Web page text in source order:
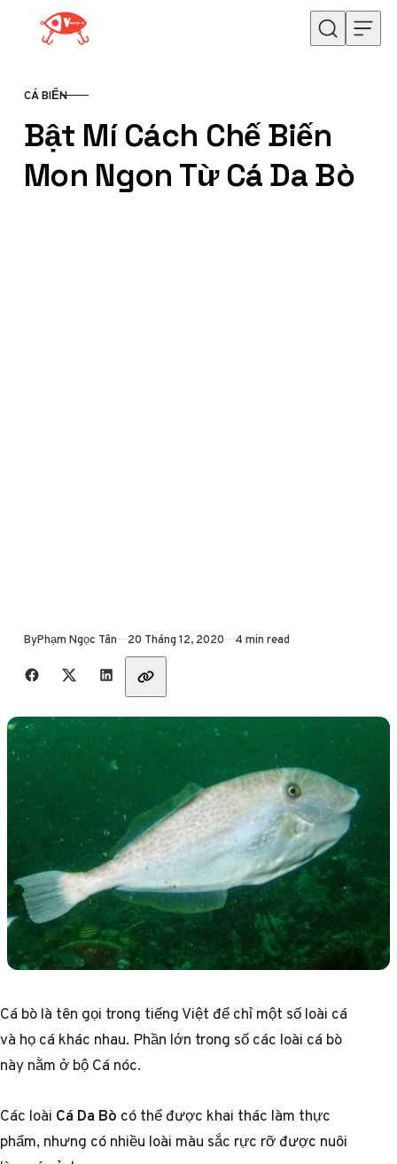
Skip to content
CATEGORY
CÁ BIỂN
Bật Mí Cách Chế Biến
Mon Ngon Từ Cá Da Bò
ByPhạm Ngọc Tân Published
20 Tháng 12, 2020 4 min read
Share with friends
Cá bò là tên gọi trong tiếng Việt để chỉ một số loài cá
và họ cá khác nhau. Phần lớn trong số các loài cá bò
này nằm ở bộ Cá nóc.
Các loài Cá Da Bò có thể được khai thác làm thực
phẩm, nhưng có nhiều loài màu sắc rực rỡ được nuôi